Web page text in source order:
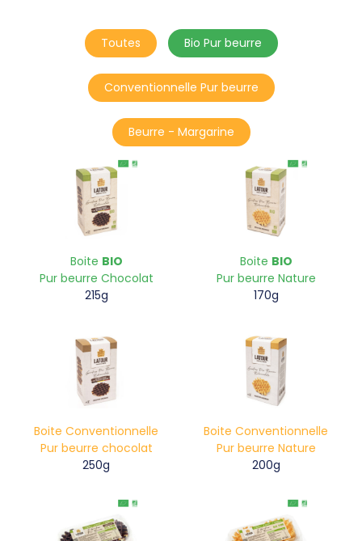
Toutes Bio Pur beurre
Conventionnelle Pur beurre
Beurre - Margarine
Boite BIO
Pur beurre Chocolat
215g
Boite BIO
Pur beurre Nature
170g
Boite Conventionnelle
Pur beurre chocolat
250g
Boite Conventionnelle
Pur beurre Nature
200g